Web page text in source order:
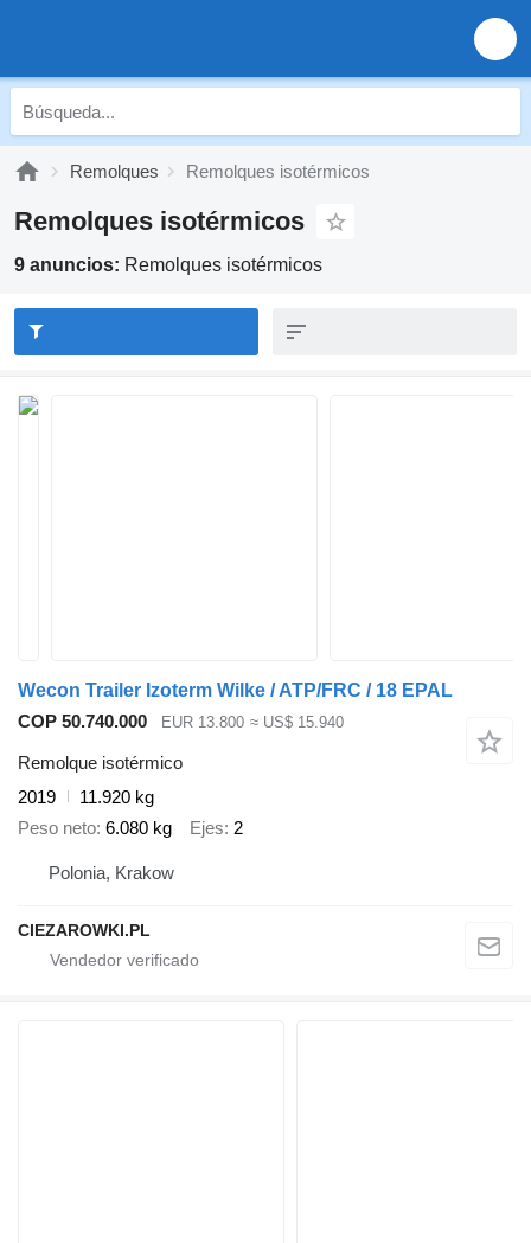
Remolques Remolques isotérmicos
Remolques isotérmicos
9 anuncios: Remolques isotérmicos
Wecon Trailer Izoterm Wilke / ATP/FRC / 18 EPAL
COP 50.740.000
EUR 13.800 ≈ US$ 15.940
Remolque isotérmico
2019
11.920 kg
Peso neto 6.080 kg Ejes 2
Polonia, Krakow
CIEZAROWKI.PL